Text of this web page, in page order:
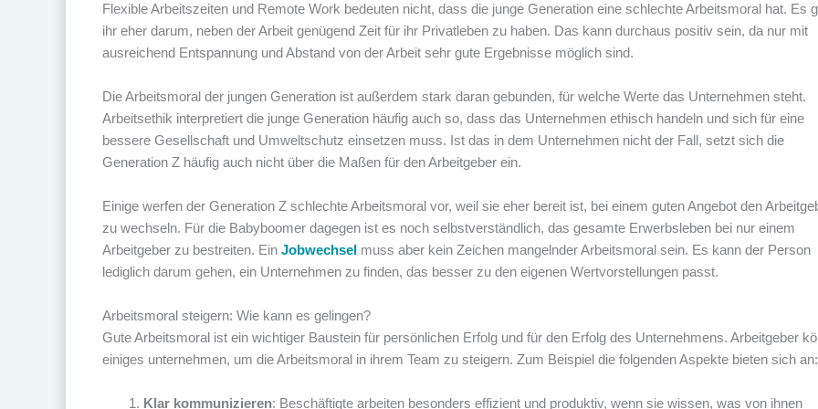
Flexible Arbeitszeiten und Remote Work bedeuten nicht, dass die junge Generation eine schlechte Arbeitsmoral hat. Es
ihr eher darum, neben der Arbeit genügend Zeit für ihr Privatleben zu haben. Das kann durchaus positiv sein, da nur mit
ausreichend Entspannung und Abstand von der Arbeit sehr gute Ergebnisse möglich sind.
Die Arbeitsmoral der jungen Generation ist außerdem stark daran gebunden, für welche Werte das Unternehmen steht.
Arbeitsethik interpretiert die junge Generation häufig auch so, dass das Unternehmen ethisch handeln und sich für eine
bessere Gesellschaft und Umweltschutz einsetzen muss. Ist das in dem Unternehmen nicht der Fall, setzt sich die
Generation Z häufig auch nicht über die Maßen für den Arbeitgeber ein.
Einige werfen der Generation Z schlechte Arbeitsmoral vor, weil sie eher bereit ist, bei einem guten Angebot den
zu wechseln. Für die Babyboomer dagegen ist es noch selbstverständlich, das gesamte Erwerbsleben bei nur einem
Arbeitgeber zu bestreiten. Ein Jobwechsel muss aber kein Zeichen mangelnder Arbeitsmoral sein. Es kann der Person
lediglich darum gehen, ein Unternehmen zu finden, das besser zu den eigenen Wertvorstellungen passt.
Arbeitsmoral steigern: Wie kann es gelingen?
Gute Arbeitsmoral ist ein wichtiger Baustein für persönlichen Erfolg und für den Erfolg des Unternehmens. Arbeitgeber
einiges unternehmen, um die Arbeitsmoral in ihrem Team zu steigern. Zum Beispiel die folgenden Aspekte bieten sich an:
Klar kommunizieren: Beschäftigte arbeiten besonders effizient und produktiv, wenn sie wissen, was von ihnen